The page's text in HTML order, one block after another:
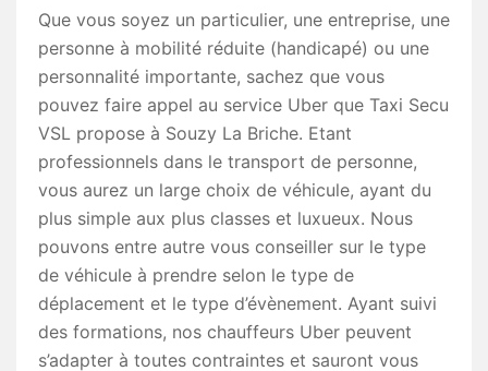
Que vous soyez un particulier, une entreprise, une
personne à mobilité réduite (handicapé) ou une
personnalité importante, sachez que vous
pouvez faire appel au service Uber que Taxi Secu
VSL propose à Souzy La Briche. Etant
professionnels dans le transport de personne,
vous aurez un large choix de véhicule, ayant du
plus simple aux plus classes et luxueux. Nous
pouvons entre autre vous conseiller sur le type
de véhicule à prendre selon le type de
déplacement et le type d’évènement. Ayant suivi
des formations, nos chauffeurs Uber peuvent
s’adapter à toutes contraintes et sauront vous